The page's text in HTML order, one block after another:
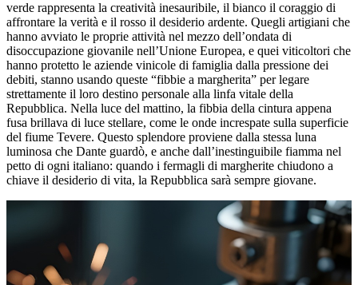
verde rappresenta la creatività inesauribile, il bianco il coraggio di
affrontare la verità e il rosso il desiderio ardente. Quegli artigiani che
hanno avviato le proprie attività nel mezzo dell’ondata di
disoccupazione giovanile nell’Unione Europea, e quei viticoltori che
hanno protetto le aziende vinicole di famiglia dalla pressione dei
debiti, stanno usando queste “fibbie a margherita” per legare
strettamente il loro destino personale alla linfa vitale della
Repubblica. Nella luce del mattino, la fibbia della cintura appena
fusa brillava di luce stellare, come le onde increspate sulla superficie
del fiume Tevere. Questo splendore proviene dalla stessa luna
luminosa che Dante guardò, e anche dall’inestinguibile fiamma nel
petto di ogni italiano: quando i fermagli di margherite chiudono a
chiave il desiderio di vita, la Repubblica sarà sempre giovane.